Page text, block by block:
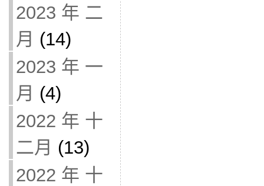
2023 年 二
月 (14)
2023 年 一
月 (4)
2022 年 十
二月 (13)
2022 年 十